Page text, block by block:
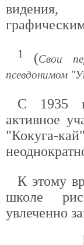
1 (Свои
псевдонимом
С 1935
активное
"Кокуга-
К этому
школе
увлеченно